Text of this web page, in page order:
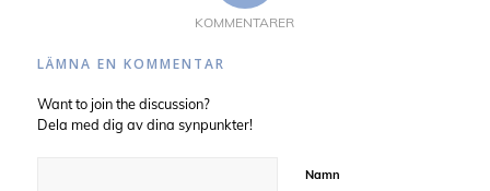
KOMMENTARER
LÄMNA EN KOMMENTAR
Want to join the discussion?
Dela med dig av dina synpunkter!
Namn